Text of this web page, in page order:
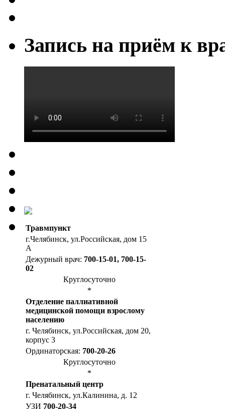
Запись на приём к
Травмпункт
г.Челябинск, ул.Российская, дом 15
А
Дежурный врач: 700-15-01, 700-15-
02
Круглосуточно
*
Отделение паллиативной
медицинской помощи взрослому
населению
г. Челябинск, ул.Российская, дом 20,
корпус 3
Ординаторская: 700-20-26
Круглосуточно
*
Пренатальный центр
г. Челябинск, ул.Калинина, д. 12
УЗИ 700-20-34